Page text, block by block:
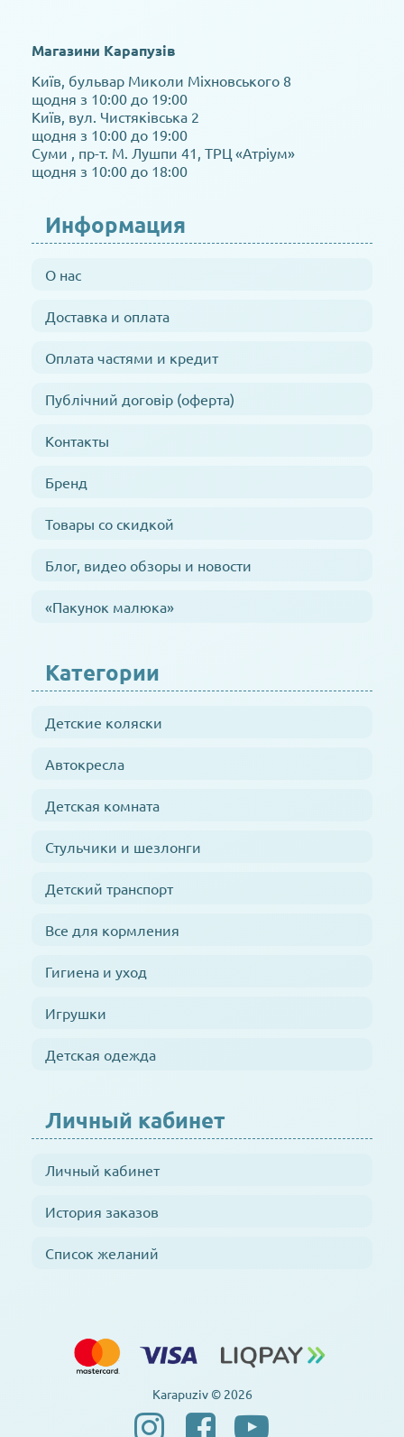
Магазини Карапузів
Київ, бульвар Миколи Міхновського 8
щодня з 10:00 до 19:00
Київ, вул. Чистяківська 2
щодня з 10:00 до 19:00
Суми , пр-т. М. Лушпи 41, ТРЦ «Атріум»
щодня з 10:00 до 18:00
Информация
О нас
Доставка и оплата
Оплата частями и кредит
Публічний договір (оферта)
Контакты
Бренд
Товары со скидкой
Блог, видео обзоры и новости
«Пакунок малюка»
Категории
Детские коляски
Автокресла
Детская комната
Стульчики и шезлонги
Детский транспорт
Все для кормления
Гигиена и уход
Игрушки
Детская одежда
Личный кабинет
Личный кабинет
История заказов
Список желаний
Karapuziv © 2026